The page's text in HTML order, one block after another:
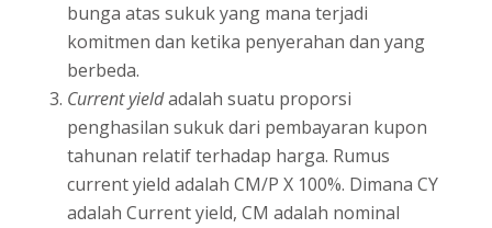
bunga atas sukuk yang mana terjadi
komitmen dan ketika penyerahan dan yang
berbeda.
Current yieldadalah suatu proporsi
penghasilan sukuk dari pembayaran kupon
tahunan relatif terhadap harga. Rumus
current yield adalah CM/P X 100%. Dimana CY
adalah Current yield, CM adalah nominal